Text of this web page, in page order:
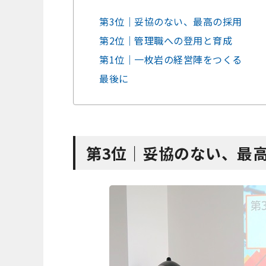
第3位｜妥協のない、最高の採用
第2位｜管理職への登用と育成
第1位｜一枚岩の経営陣をつくる
最後に
第3位｜妥協のない、最